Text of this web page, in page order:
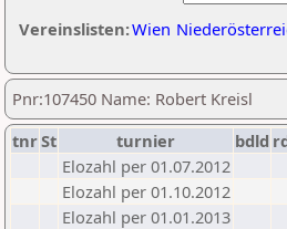
Vereinslisten:Wien
Pnr:107450 Name: Robert Kreisl
tnrSt turnier bdld
Elozahl per 01.07.2012
Elozahl per 01.10.2012
Elozahl per 01.01.2013